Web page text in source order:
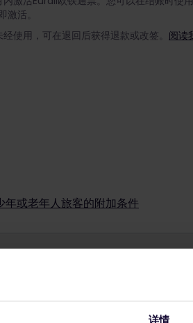
详情
活。
使用，可在退回后获得退款或改签。 阅读
款，也不可改签，具体情况取决于促销条
票旅行，在您选择开始旅行的日期，您的
票旅行，在您选择开始旅行的日期，您的年
或老年人旅客的附加条件
遍览
覆盖广泛的欧洲铁路网络连接